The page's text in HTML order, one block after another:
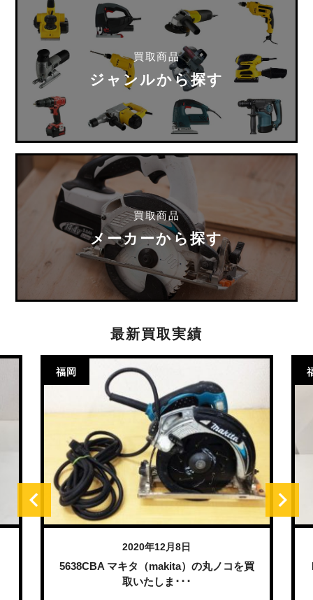
買取商品
ジャンルから探す
買取商品
メーカーから探す
最新買取実績
福岡
2020年12月8日
5638CBA マキタ（makita）の丸ノコを買
取いたしま･･･